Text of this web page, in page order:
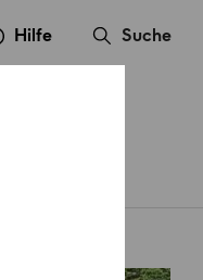
Hilfe Suche